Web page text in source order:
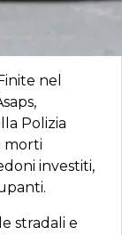
nel
Polizia
morti
investiti,
stradali e